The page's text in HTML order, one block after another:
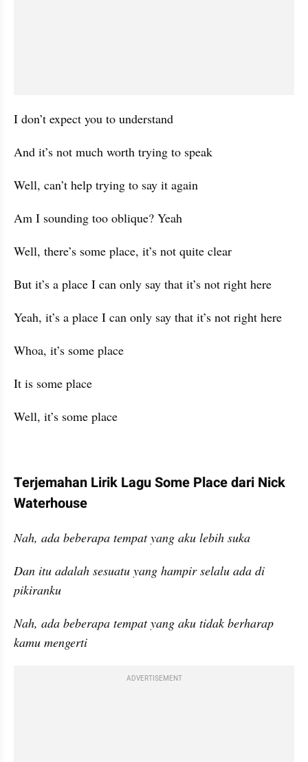
I don’t expect you to understand
And it’s not much worth trying to speak
Well, can’t help trying to say it again
Am I sounding too oblique? Yeah
Well, there’s some place, it’s not quite clear
But it’s a place I can only say that it’s not right here
Yeah, it’s a place I can only say that it’s not right here
Whoa, it’s some place
It is some place
Well, it’s some place
Terjemahan Lirik Lagu Some Place dari Nick
Waterhouse
Nah, ada beberapa tempat yang aku lebih suka
Dan itu adalah sesuatu yang hampir selalu ada di
pikiranku
Nah, ada beberapa tempat yang aku tidak berharap
kamu mengerti
ADVERTISEMENT